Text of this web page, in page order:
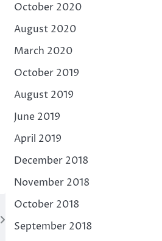
October 2020
August 2020
March 2020
October 2019
August 2019
June 2019
April 2019
December 2018
November 2018
October 2018
September 2018